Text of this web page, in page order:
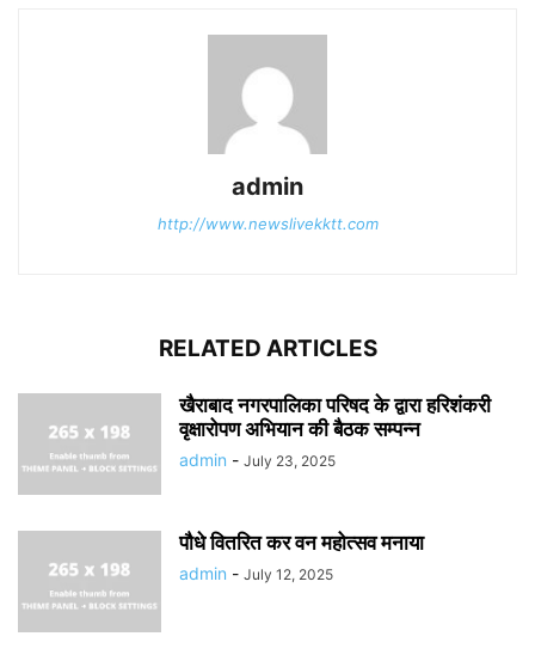
admin
http://www.newslivekktt.com
RELATED ARTICLES
खैराबाद नगरपालिका परिषद के द्वारा हरिशंकरी
वृक्षारोपण अभियान की बैठक सम्पन्न
admin - July 23, 2025
पौधे वितरित कर वन महोत्सव मनाया
admin - July 12, 2025